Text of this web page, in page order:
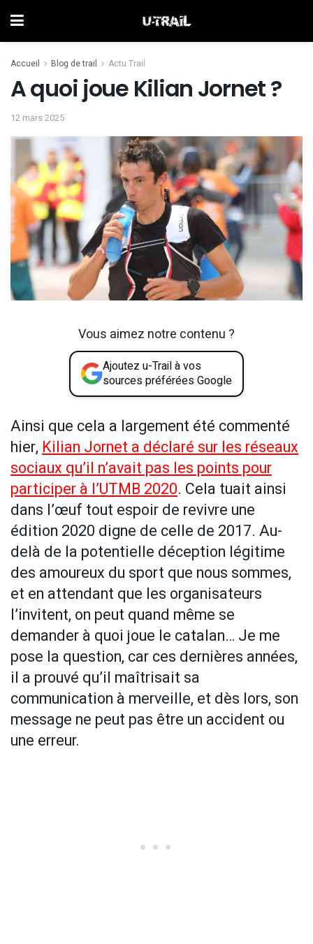
Accueil Blog de trail Actu Trail
A quoi joue Kilian Jornet ?
12 mars 2025
Vous aimez notre contenu ?
Ajoutez u-Trail à vos
sources préférées Google
Ainsi que cela a largement été commenté
hier, Kilian Jornet a déclaré sur les réseaux
sociaux qu’il n’avait pas les points pour
participer à l’UTMB 2020. Cela tuait ainsi
dans l’œuf tout espoir de revivre une
édition 2020 digne de celle de 2017. Au-
delà de la potentielle déception légitime
des amoureux du sport que nous sommes,
et en attendant que les organisateurs
l’invitent, on peut quand même se
demander à quoi joue le catalan… Je me
pose la question, car ces dernières années,
il a prouvé qu’il maîtrisait sa
communication à merveille, et dès lors, son
message ne peut pas être un accident ou
une erreur.